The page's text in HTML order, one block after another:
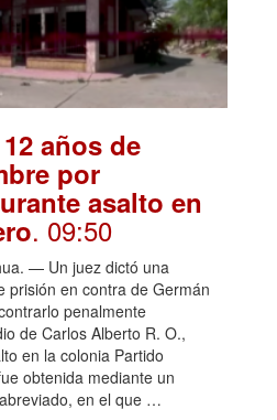
años de
por
asalto en
. 09:50
— Un juez dictó una
prisión en contra de Germán
penalmente
de Carlos Alberto R. O.,
en la colonia Partido
obtenida mediante un
en el que …